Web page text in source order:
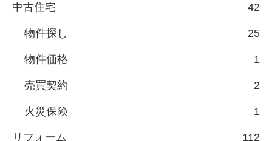
中古住宅 42
物件探し 25
物件価格 1
売買契約 2
火災保険 1
リフォーム 112